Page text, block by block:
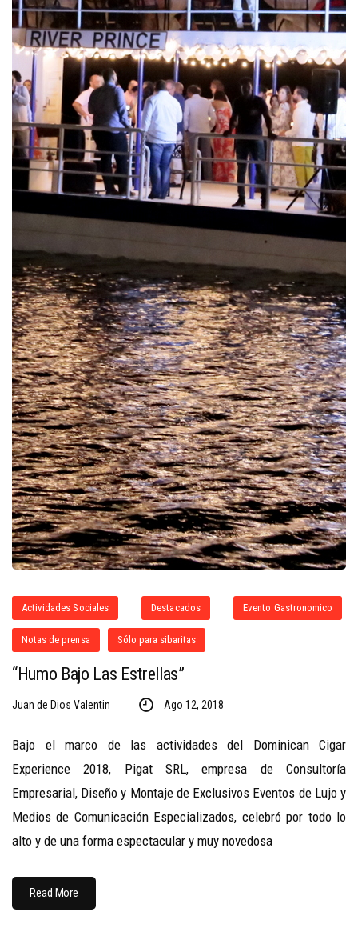
Actividades Sociales Destacados Evento Gastronomico
Notas de prensa Sólo para sibaritas
“Humo Bajo Las Estrellas”
Juan de Dios Valentin Ago 12, 2018
Bajo el marco de las actividades del Dominican Cigar
Experience 2018, Pigat SRL, empresa de Consultoría
Empresarial, Diseño y Montaje de Exclusivos Eventos de Lujo y
Medios de Comunicación Especializados, celebró por todo lo
alto y de una forma espectacular y muy novedosa
Read More